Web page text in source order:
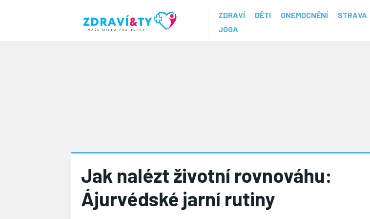
ZDRAVÍ DĚTI ONEMOCNĚNÍ STRAVA
JÓGA
Jak nalézt životní rovnováhu:
Ájurvédské jarní rutiny